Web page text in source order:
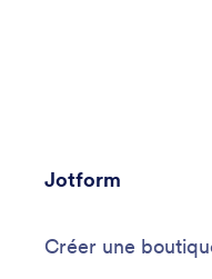
Jotform
Créer une